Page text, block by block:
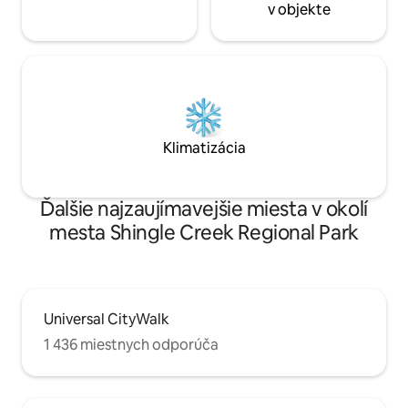
v objekte
Klimatizácia
Ďalšie najzaujímavejšie miesta v okolí
mesta Shingle Creek Regional Park
Universal CityWalk
1 436 miestnych odporúča